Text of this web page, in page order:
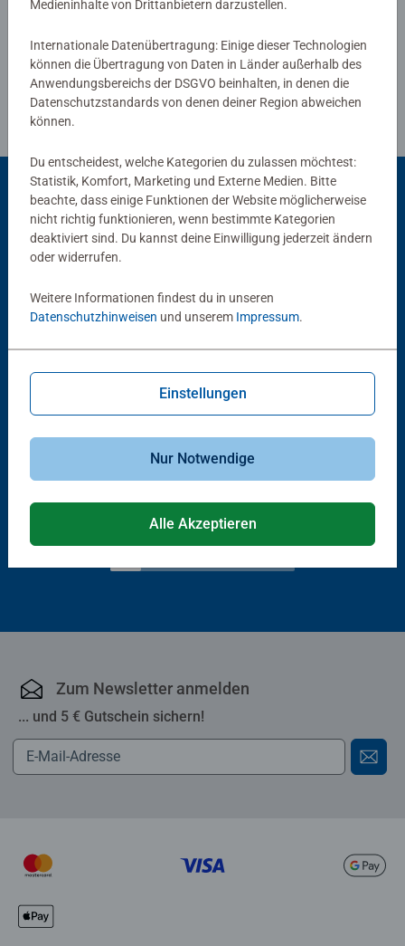
wieder Neues in den Bildern entdecken. Das Wiederfinden
der kleinen Suchbilder macht Spaß und stärkt das
Selbstvertrauen.
Beliebte Auswahl
Andere Kunden mögen auch
Lieblingsbuch
CHF 16.90
Mein großes Wimmelbuch
Durchschnittliche Bewertung 5.0 von 5
Zum Newsletter anmelden
... und 5 € Gutschein sichern!
Medieninhalte von Drittanbietern darzustellen.
Internationale Datenübertragung: Einige dieser Technologien
können die Übertragung von Daten in Länder außerhalb des
Anwendungsbereichs der DSGVO beinhalten, in denen die
Datenschutzstandards von denen deiner Region abweichen
können.
Du entscheidest, welche Kategorien du zulassen möchtest:
Statistik, Komfort, Marketing und Externe Medien. Bitte
beachte, dass einige Funktionen der Website möglicherweise
nicht richtig funktionieren, wenn bestimmte Kategorien
deaktiviert sind. Du kannst deine Einwilligung jederzeit ändern
oder widerrufen.
Weitere Informationen findest du in unseren
Datenschutzhinweisen und unserem Impressum.
Einstellungen
Nur Notwendige
Alle Akzeptieren